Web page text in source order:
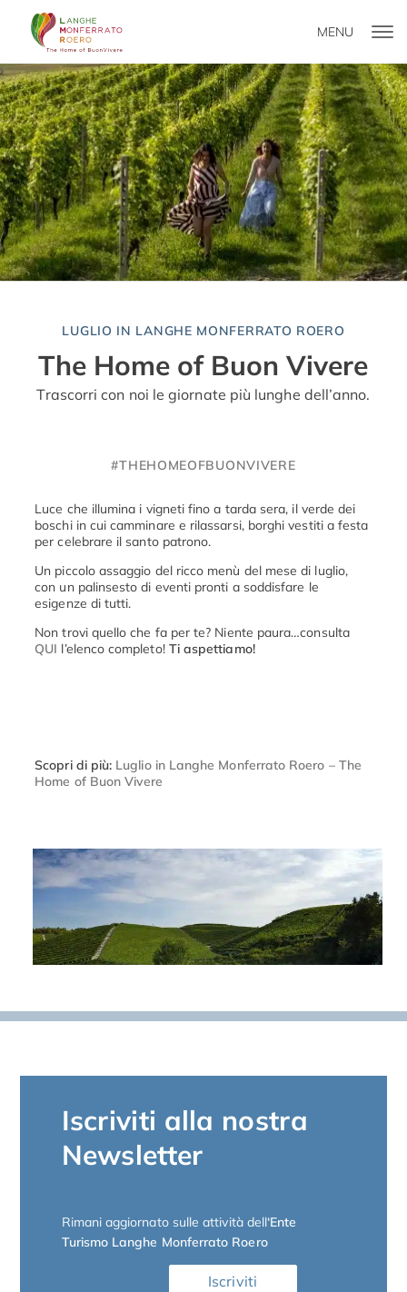
MENU
LUGLIO IN LANGHE MONFERRATO ROERO
The Home of Buon Vivere
Trascorri con noi le giornate più lunghe dell’anno.
#THEHOMEOFBUONVIVERE
Luce che illumina i vigneti fino a tarda sera, il verde dei
boschi in cui camminare e rilassarsi, borghi vestiti a festa
per celebrare il santo patrono.
Un piccolo assaggio del ricco menù del mese di luglio,
con un palinsesto di eventi pronti a soddisfare le
esigenze di tutti.
Non trovi quello che fa per te? Niente paura…consulta
QUI l’elenco completo! Ti aspettiamo!
Scopri di più: Luglio in Langhe Monferrato Roero – The
Home of Buon Vivere
Iscriviti alla nostra
Newsletter
Rimani aggiornato sulle attività dell‘Ente
Turismo Langhe Monferrato Roero
Iscriviti